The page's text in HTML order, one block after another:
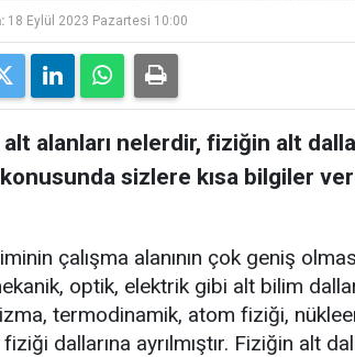
18 Eylül 2023 Pazartesi 10:00
alanları nelerdir, fiziğin alt
konusunda sizlere kısa bilgiler
çalışma alanının çok geniş
optik, elektrik gibi alt bilim
termodinamik, atom fiziği,
dallarına ayrılmıştır. Fiziğin alt